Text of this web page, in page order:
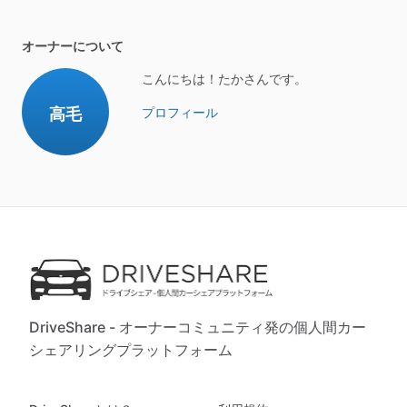
オーナーについて
高毛
こんにちは！たかさんです。
プロフィール
DriveShare - オーナーコミュニティ発の個人間カー
シェアリングプラットフォーム